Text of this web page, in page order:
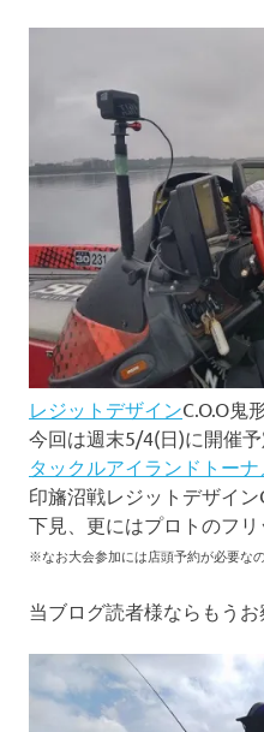
レジットデザインC.O.O鬼
今回は週末5/4(日)に開催
タックルアイランドトーナ
印旛沼戦レジットデザイン
下見、更にはプロトのフリ
※なお大会参加には店頭予約が必要なの
当ブログ読者様ならもう